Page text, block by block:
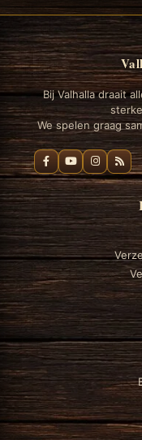
Bij Valhalla draait
We spelen graag